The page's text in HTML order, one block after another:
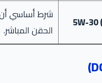
5W-30 شرط أساسي
الحقن المباشر.